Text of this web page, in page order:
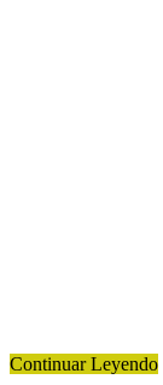
Continuar Leyendo